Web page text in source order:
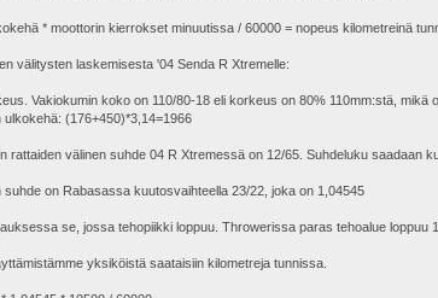
* moottorin kierrokset minuutissa / 60000 = nopeus kilometreinä
välitysten laskemisesta '04 Senda R Xtremelle:
Vakiokumin koko on 110/80-18 eli korkeus on 80% 110mm:stä,
(176+450)*3,14=1966
rattaiden välinen suhde 04 R Xtremessä on 12/65. Suhdeluku saadaan
on Rabasassa kuutosvaihteella 23/22, joka on 1,04545
se, jossa tehopiikki loppuu. Throwerissa paras tehoalue loppuu
yksiköistä saataisiin kilometreja tunnissa.